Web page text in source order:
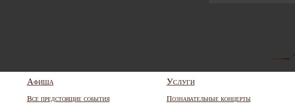
Афиша
Все предстоящие события
Услуги
Познавательные концерты